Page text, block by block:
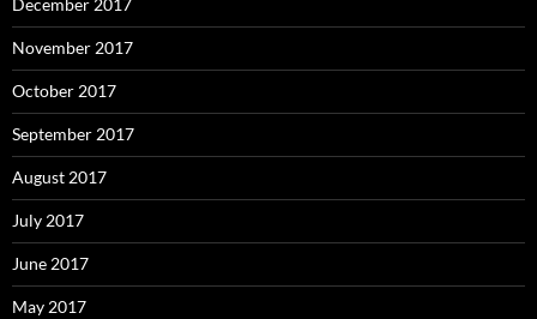
November 2017
October 2017
September 2017
August 2017
July 2017
June 2017
May 2017